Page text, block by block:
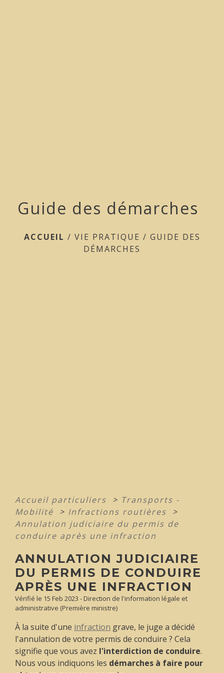
Guide des démarches
ACCUEIL / VIE PRATIQUE / GUIDE DES
DÉMARCHES
Accueil particuliers > Transports -
Mobilité
> Infractions routières
>
Annulation judiciaire du permis de
conduire après une infraction
ANNULATION JUDICIAIRE
DU PERMIS DE CONDUIRE
APRÈS UNE INFRACTION
Vérifié le 15 Feb 2023 - Direction de l'information légale et
administrative (Première ministre)
À la suite d'une infraction grave, le juge a décidé
l'annulation de votre permis de conduire ? Cela
signifie que vous avez l'interdiction de conduire.
Nous vous indiquons les démarches à faire pour